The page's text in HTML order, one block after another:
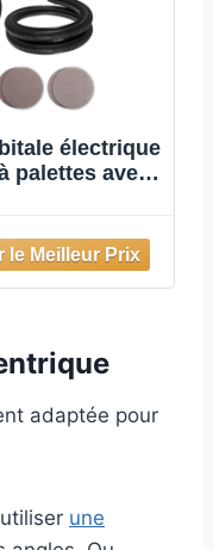
électrique
palettes avec
pour
sur mesure
adaptée pour
une